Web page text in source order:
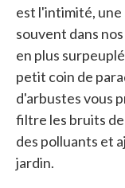
est l'intimité, une
souvent dans
en plus
petit coin de
d'arbustes vous
filtre les bruits
des polluants et
jardin.